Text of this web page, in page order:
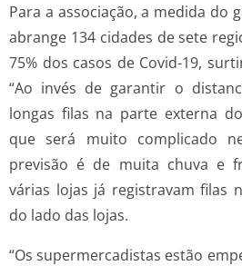
Para a associação, a medida do
abrange 134 cidades de sete
75% dos casos de Covid-19,
“Ao invés de garantir o
longas filas na parte externa
que será muito complicado
previsão é de muita chuva e
várias lojas já registravam filas
do lado das lojas.
“Os supermercadistas estão